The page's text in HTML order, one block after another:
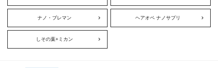
ナノ・ブレマン ヘアオペ ナノサプリ
しその葉+ミカン